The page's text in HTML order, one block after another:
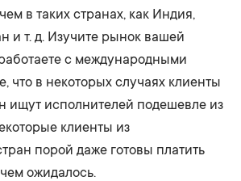
в таких странах, как Индия,
и т. д. Изучите рынок вашей
с международными
что в некоторых случаях клиенты
ищут исполнителей подешевле из
клиенты из
порой даже готовы платить
ожидалось.